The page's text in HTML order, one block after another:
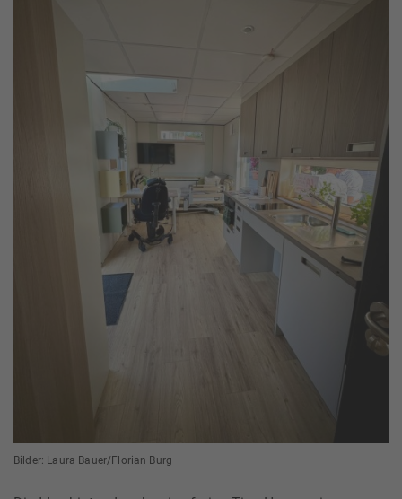
Bilder: Laura Bauer/Florian Burg